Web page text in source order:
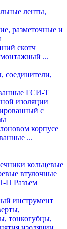
ленты,
разметочные и
скотч
монтажный ...
соединители,
ГСИ-Т
изоляции
с
корпусе
...
кольцевые
втулочные
П Разъем
инструмент
тонкогубцы,
изоляции